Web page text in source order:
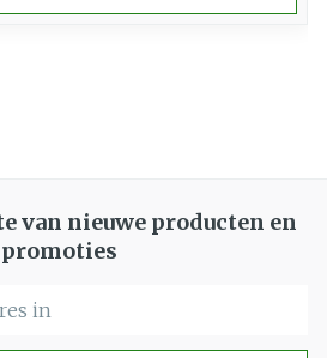
van nieuwe producten en
promoties